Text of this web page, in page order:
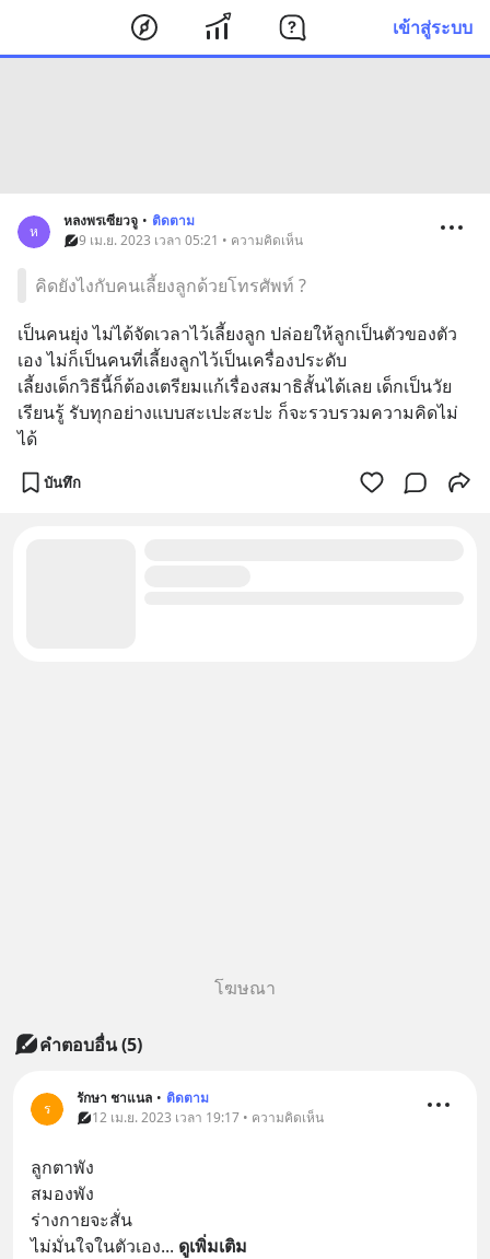
เข้าสู่ระบบ
ห
หลงพรเซียวจู • ติดตาม
9 เม.ย. 2023 เวลา 05:21 • ความคิดเห็น
คิดยังไงกับคนเลี้ยงลูกด้วยโทรศัพท์ ?
เป็นคนยุ่ง ไม่ได้จัดเวลาไว้เลี้ยงลูก ปล่อยให้ลูกเป็นตัวของตัว
เอง ไม่ก็เป็นคนที่เลี้ยงลูกไว้เป็นเครื่องประดับ
เลี้ยงเด็กวิธีนี้ก็ต้องเตรียมแก้เรื่องสมาธิสั้นได้เลย เด็กเป็นวัย
เรียนรู้ รับทุกอย่างแบบสะเปะสะปะ ก็จะรวบรวมความคิดไม่
ได้
บันทึก
โฆษณา
คำตอบอื่น(5)
ร
รักษา ชาแนล • ติดตาม
12 เม.ย. 2023 เวลา 19:17 • ความคิดเห็น
ลูกตาพัง
สมองพัง
ร่างกายจะสั่น
ไม่มั่นใจในตัวเอง... ดูเพิ่มเติม